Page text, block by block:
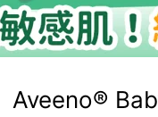
Aveeno®